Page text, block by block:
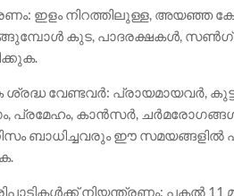
ഇളം നിറത്തിലുള്ള, അയഞ്ഞ
കുട, പാദരക്ഷകൾ,
വേണ്ടവർ: പ്രായമായവർ,
പ്രമേഹം, കാൻസർ,
ബാധിച്ചവരും ഈ സമയങ്ങളിൽ
നിയന്ത്രണം: പകൽ